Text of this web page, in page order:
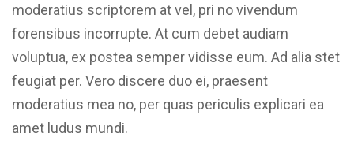
moderatius scriptorem at vel, pri no vivendum
forensibus incorrupte. At cum debet audiam
voluptua, ex postea semper vidisse eum. Ad alia stet
feugiat per. Vero discere duo ei, praesent
moderatius mea no, per quas periculis explicari ea
amet ludus mundi.